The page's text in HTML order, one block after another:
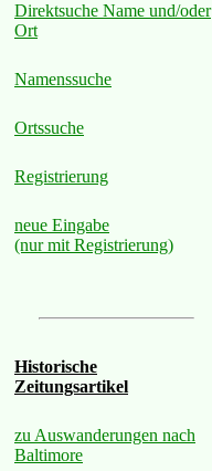
Direktsuche Name und/oder
Ort
Namenssuche
Ortssuche
Registrierung
neue Eingabe
(nur mit Registrierung)
Historische
Zeitungsartikel
zu Auswanderungen nach
Baltimore